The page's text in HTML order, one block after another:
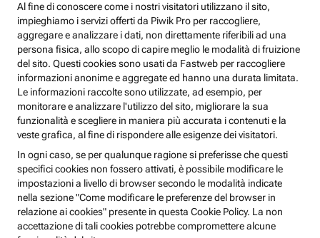
Al fine di conoscere come i nostri visitatori utilizzano il sito,
impieghiamo i servizi offerti da Piwik Pro per raccogliere,
aggregare e analizzare i dati, non direttamente riferibili ad una
persona fisica, allo scopo di capire meglio le modalità di fruizione
del sito. Questi cookies sono usati da Fastweb per raccogliere
informazioni anonime e aggregate ed hanno una durata limitata.
Le informazioni raccolte sono utilizzate, ad esempio, per
monitorare e analizzare l'utilizzo del sito, migliorare la sua
funzionalità e scegliere in maniera più accurata i contenuti e la
veste grafica, al fine di rispondere alle esigenze dei visitatori.
In ogni caso, se per qualunque ragione si preferisse che questi
specifici cookies non fossero attivati, è possibile modificare le
impostazioni a livello di browser secondo le modalità indicate
nella sezione "Come modificare le preferenze del browser in
relazione ai cookies" presente in questa Cookie Policy. La non
accettazione di tali cookies potrebbe compromettere alcune